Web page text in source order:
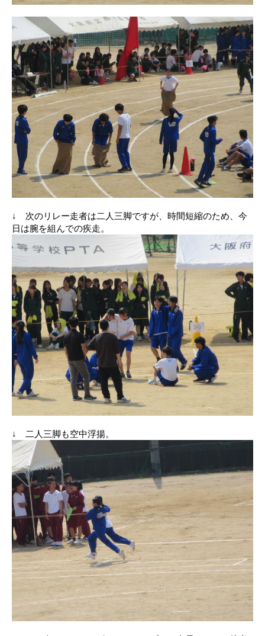
↓ 次のリレー走者は二人三脚ですが、時間短縮のため、今
日は腕を組んでの疾走。
↓ 二人三脚も空中浮揚。